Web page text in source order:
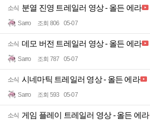
소식 분열 진영 트레일러 영상 - 올든 에라
Sarro 조회 806 05-07
소식 데모 버전 트레일러 영상 - 올든 에라
Sarro 조회 787 05-07
소식 시네마틱 트레일러 영상 - 올든 에라
Sarro 조회 593 05-07
소식 게임 플레이 트레일러 영상 - 올든 에라